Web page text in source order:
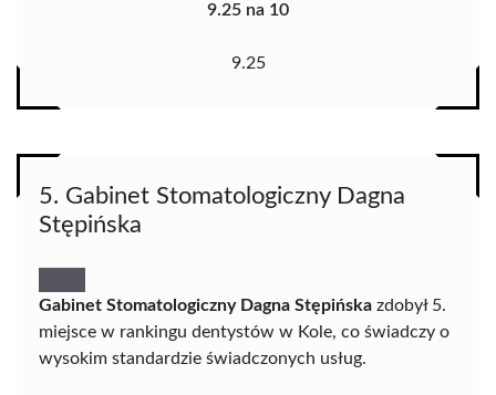
9.25 na 10
9.25
5. Gabinet Stomatologiczny Dagna
Stępińska
Gabinet Stomatologiczny Dagna Stępińska zdobył 5.
miejsce w rankingu dentystów w Kole, co świadczy o
wysokim standardzie świadczonych usług.